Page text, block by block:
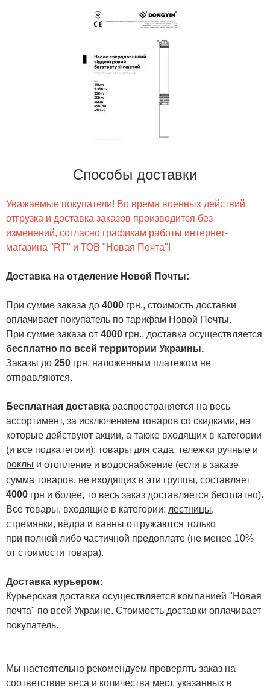
Способы доставки
Уважаемые покупатели! Во время военных действий
отгрузка и доставка заказов производится без
изменений, согласно графикам работы интернет-
магазина "RT" и ТОВ "Новая Почта"!
Доставка на отделение Новой Почты:
При сумме заказа до 4000 грн., стоимость доставки
оплачивает покупатель по тарифам Новой Почты.
При сумме заказа от 4000 грн., доставка осуществляется
бесплатно по всей территории Украины.
Заказы до 250 грн. наложенным платежом не
отправляются.
Бесплатная доставка распространяется на весь
ассортимент, за исключением товаров со скидками, на
которые действуют акции, а также входящих в категории
(и все подкатегоии): товары для сада, тележки ручные и
роклы и отопление и водоснабжение (если в заказе
сумма товаров, не входящих в эти группы, составляет
4000 грн и более, то весь заказ доставляется бесплатно).
Все товары, входящие в категории: лестницы,
стремянки, вёдра и ванны отгружаются только
при полной либо частичной предоплате (не менее 10%
от стоимости товара).
Доставка курьером:
Курьерская доставка осуществляется компанией "Новая
почта" по всей Украине. Стоимость доставки оплачивает
покупатель.
Мы настоятельно рекомендуем проверять заказ на
соответствие веса и количества мест, указанных в